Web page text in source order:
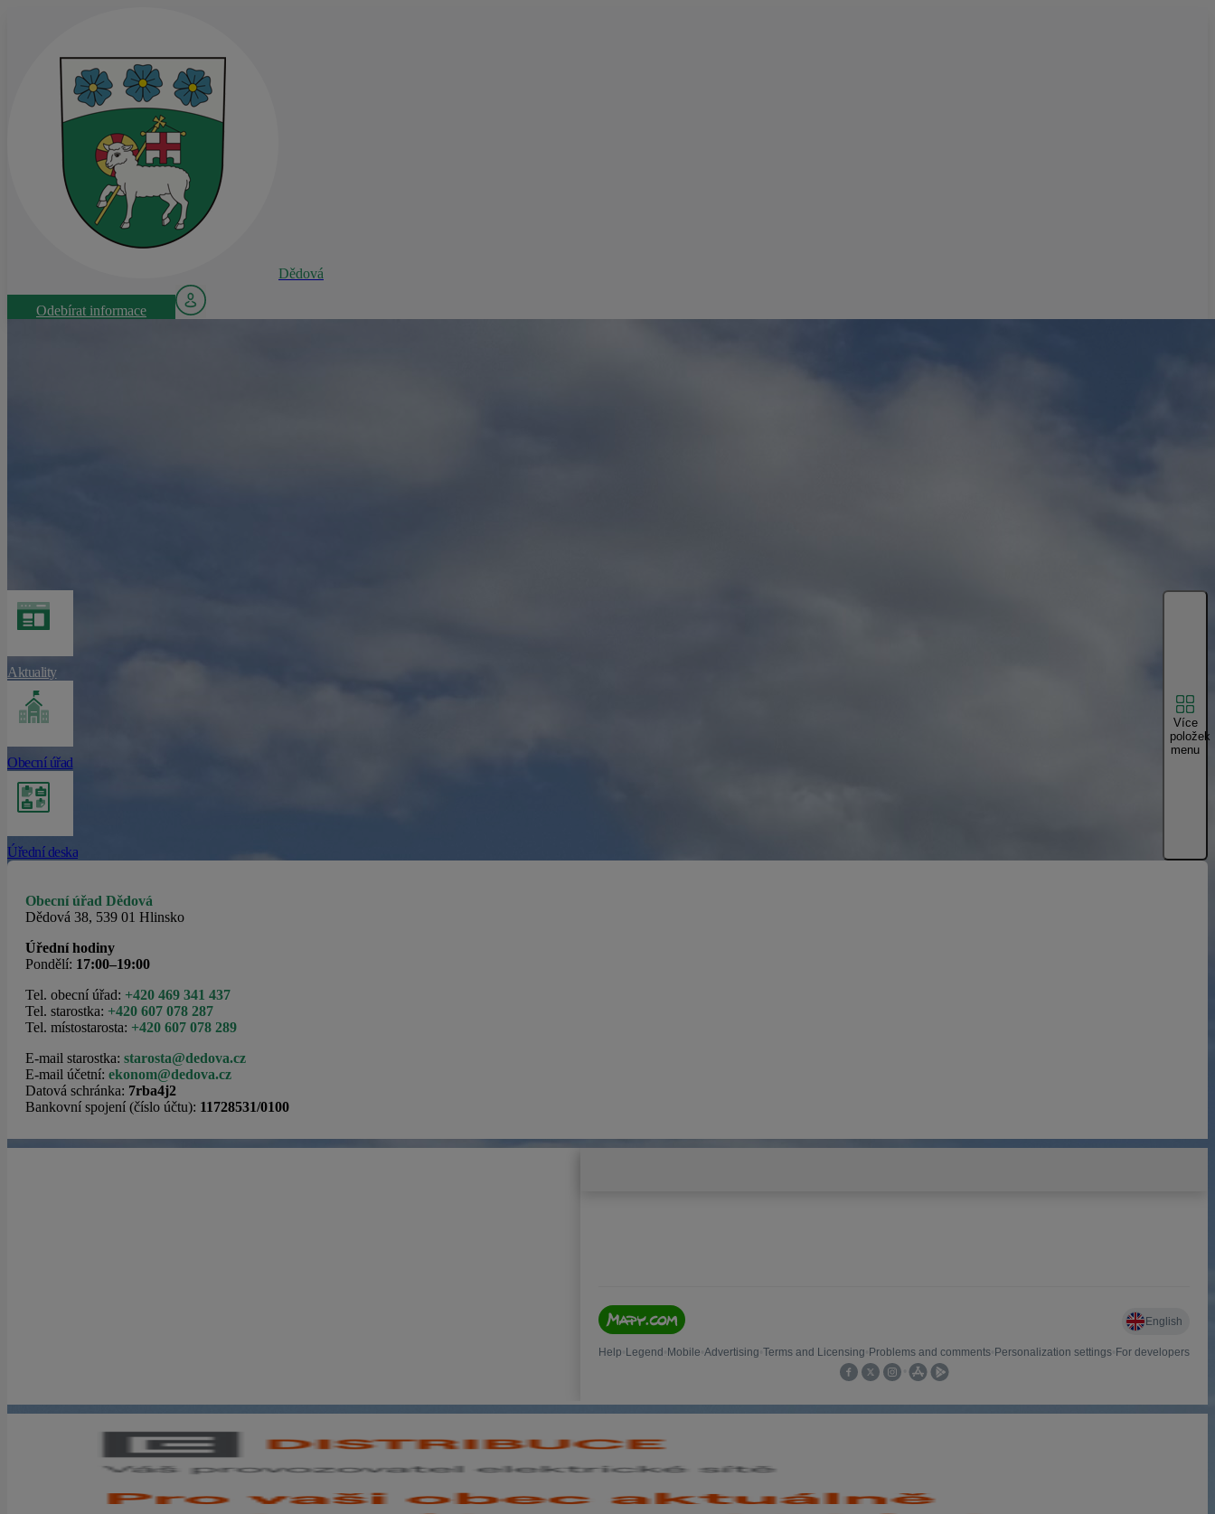
Dědová
Odebírat informace
Aktuality
Obecní úřad
Úřední deska
Více
položek
menu
Obecní úřad Dědová
Dědová 38, 539 01 Hlinsko
Úřední hodiny
Pondělí: 17:00–19:00
Tel. obecní úřad: +420 469 341 437
Tel. starostka: +420 607 078 287
Tel. místostarosta: +420 607 078 289
E-mail starostka: starosta@dedova.cz
E-mail účetní: ekonom@dedova.cz
Datová schránka: 7rba4j2
Bankovní spojení (číslo účtu): 11728531/0100